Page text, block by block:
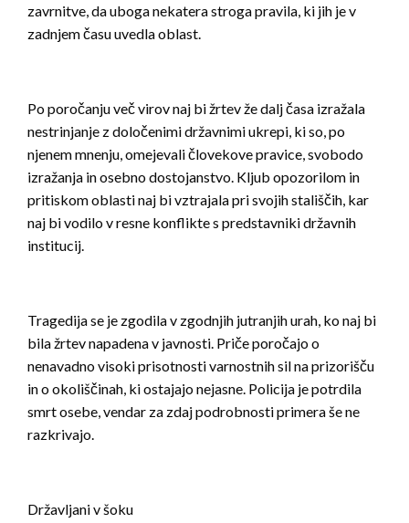
zavrnitve, da uboga nekatera stroga pravila, ki jih je v
zadnjem času uvedla oblast.
Po poročanju več virov naj bi žrtev že dalj časa izražala
nestrinjanje z določenimi državnimi ukrepi, ki so, po
njenem mnenju, omejevali človekove pravice, svobodo
izražanja in osebno dostojanstvo. Kljub opozorilom in
pritiskom oblasti naj bi vztrajala pri svojih stališčih, kar
naj bi vodilo v resne konflikte s predstavniki državnih
institucij.
Tragedija se je zgodila v zgodnjih jutranjih urah, ko naj bi
bila žrtev napadena v javnosti. Priče poročajo o
nenavadno visoki prisotnosti varnostnih sil na prizorišču
in o okoliščinah, ki ostajajo nejasne. Policija je potrdila
smrt osebe, vendar za zdaj podrobnosti primera še ne
razkrivajo.
Državljani v šoku